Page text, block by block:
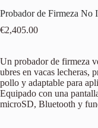
Probador de Firmeza
€2,405.00
Un probador de firmeza
ubres en vacas lecheras,
pollo y adaptable para
Equipado con una
microSD, Bluetooth y